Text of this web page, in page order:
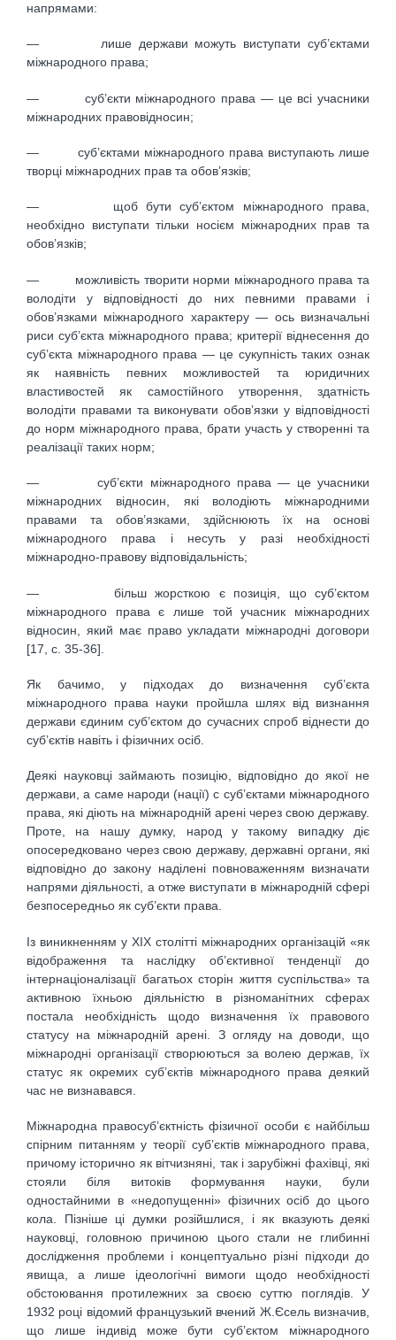
напрямами:
— лише держави можуть виступати суб’єктами
міжнародного права;
— суб’єкти міжнародного права — це всі учасники
міжнародних правовідносин;
— суб’єктами міжнародного права виступають лише
творці міжнародних прав та обов’язків;
— щоб бути суб’єктом міжнародного права,
необхідно виступати тільки носієм міжнародних прав та
обов’язків;
— можливість творити норми міжнародного права та
володіти у відповідності до них певними правами і
обов’язками міжнародного характеру — ось визначальні
риси суб’єкта міжнародного права; критерії віднесення до
суб’єкта міжнародного права — це сукупність таких ознак
як наявність певних можливостей та юридичних
властивостей як самостійного утворення, здатність
володіти правами та виконувати обов’язки у відповідності
до норм міжнародного права, брати участь у створенні та
реалізації таких норм;
— суб’єкти міжнародного права — це учасники
міжнародних відносин, які володіють міжнародними
правами та обов’язками, здійснюють їх на основі
міжнародного права і несуть у разі необхідності
міжнародно-правову відповідальність;
— більш жорсткою є позиція, що суб’єктом
міжнародного права є лише той учасник міжнародних
відносин, який має право укладати міжнародні договори
[17, c. 35-36].
Як бачимо, у підходах до визначення суб’єкта
міжнародного права науки пройшла шлях від визнання
держави єдиним суб’єктом до сучасних спроб віднести до
суб’єктів навіть і фізичних осіб.
Деякі науковці займають позицію, відповідно до якої не
держави, а саме народи (нації) с суб’єктами міжнародного
права, які діють на міжнародній арені через свою державу.
Проте, на нашу думку, народ у такому випадку діє
опосередковано через свою державу, державні органи, які
відповідно до закону наділені повноваженням визначати
напрями діяльності, а отже виступати в міжнародній сфері
безпосередньо як суб’єкти права.
Із виникненням у XIX столітті міжнародних організацій «як
відображення та наслідку об’єктивної тенденції до
інтернаціоналізації багатьох сторін життя суспільства» та
активною їхньою діяльністю в різноманітних сферах
постала необхідність щодо визначення їх правового
статусу на міжнародній арені. З огляду на доводи, що
міжнародні організації створюються за волею держав, їх
статус як окремих суб’єктів міжнародного права деякий
час не визнавався.
Міжнародна правосуб’єктність фізичної особи є найбільш
спірним питанням у теорії суб’єктів міжнародного права,
причому історично як вітчизняні, так і зарубіжні фахівці, які
стояли біля витоків формування науки, були
одностайними в «недопущенні» фізичних осіб до цього
кола. Пізніше ці думки розійшлися, і як вказують деякі
науковці, головною причиною цього стали не глибинні
дослідження проблеми і концептуально різні підходи до
явища, а лише ідеологічні вимоги щодо необхідності
обстоювання протилежних за своєю суттю поглядів. У
1932 році відомий французький вчений Ж.Єсель визначив,
що лише індивід може бути суб’єктом міжнародного